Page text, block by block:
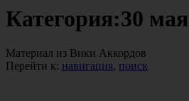
Категория:30 мая
Материал из Вики Аккордов
Перейти к: навигация, поиск